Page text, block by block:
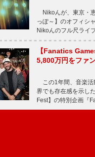
Nikoんが、東京・
っぽ～】のオフィシ
Nikoんのフル尺ラ
【Fanatics
5,800万円をファ
この1年間、音楽活
界でも存在感を示し
Fest】の特別企画『